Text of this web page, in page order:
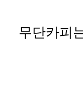
무단카피